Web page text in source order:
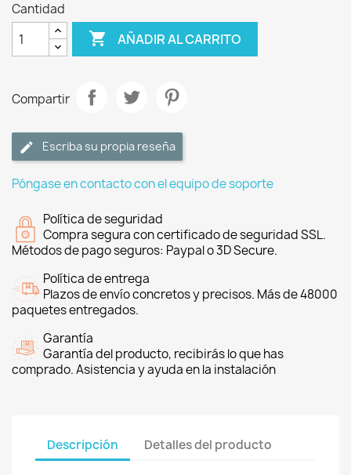
Cantidad
 AÑADIR AL CARRITO
Compartir
Escriba su propia reseña
Póngase en contacto con el equipo de soporte
Política de seguridad
Compra segura con certificado de seguridad SSL.
Métodos de pago seguros: Paypal o 3D Secure.
Política de entrega
Plazos de envío concretos y precisos. Más de 48000
paquetes entregados.
Garantía
Garantía del producto, recibirás lo que has
comprado. Asistencia y ayuda en la instalación
Descripción Detalles del producto